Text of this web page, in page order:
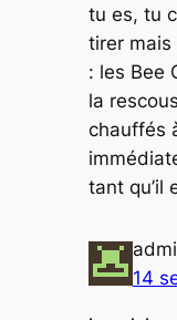
tu es, tu
tirer
: les Bee
la
chauffés
tant qu’il
14